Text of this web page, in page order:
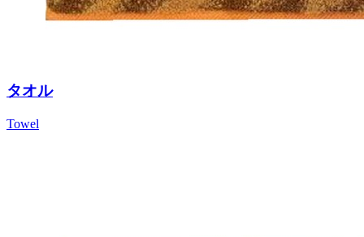
タオル
Towel